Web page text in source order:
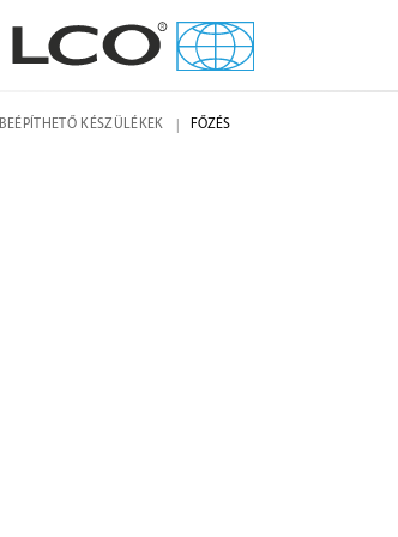
BEÉPÍTHETŐ KÉSZÜLÉKEK FŐZÉS